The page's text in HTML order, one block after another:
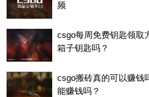
频
csgo每周免费钥匙领取
箱子钥匙吗？
csgo搬砖真的可以赚钱
能赚钱吗？